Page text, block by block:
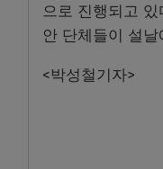
으로 진행되고
안 단체들이 설
<박성철기자>